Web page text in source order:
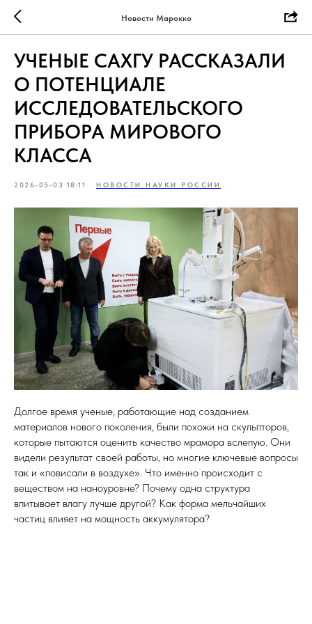
Новости Марокко
УЧЕНЫЕ САХГУ РАССКАЗАЛИ
О ПОТЕНЦИАЛЕ
ИССЛЕДОВАТЕЛЬСКОГО
ПРИБОРА МИРОВОГО
КЛАССА
2026-05-03 18:11 НОВОСТИ НАУКИ РОССИИ
Долгое время ученые, работающие над созданием
материалов нового поколения, были похожи на скульпторов,
которые пытаются оценить качество мрамора вслепую. Они
видели результат своей работы, но многие ключевые вопросы
так и «повисали в воздухе». Что именно происходит с
веществом на наноуровне? Почему одна структура
впитывает влагу лучше другой? Как форма мельчайших
частиц влияет на мощность аккумулятора?